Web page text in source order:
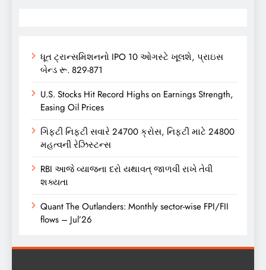
ધૂત ટ્રાન્સમિશનનો IPO 10 ઓગસ્ટે ખૂલશે, પ્રાઇસ
બેન્ડ રૂ. 829-871
U.S. Stocks Hit Record Highs on Earnings Strength,
Easing Oil Prices
ગિફ્ટી નિફ્ટી સવારે 24700 ક્રોસ, નિફ્ટી માટે 24800
મહત્વની રેઝિસ્ટન્સ
RBI આજે વ્યાજના દરો યથાવત્ જાળવી રાખે તેવી
શક્યતા
Quant The Outlanders: Monthly sector-wise FPI/FII
flows – Jul’26